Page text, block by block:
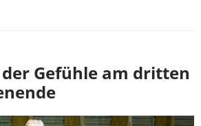
Gefühle am dritten